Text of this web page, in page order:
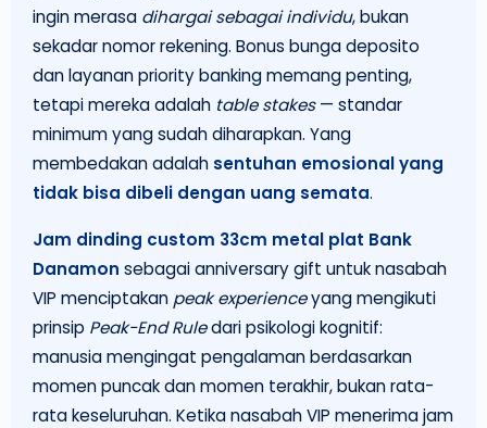
ingin merasa dihargai sebagai individu, bukan
sekadar nomor rekening. Bonus bunga deposito
dan layanan priority banking memang penting,
tetapi mereka adalah table stakes— standar
minimum yang sudah diharapkan. Yang
membedakan adalah sentuhan emosional yang
tidak bisa dibeli dengan uang semata.
Jam dinding custom 33cm metal plat Bank
Danamon sebagai anniversary gift untuk nasabah
VIP menciptakan peak experienceyang mengikuti
prinsip Peak-End Ruledari psikologi kognitif:
manusia mengingat pengalaman berdasarkan
momen puncak dan momen terakhir, bukan rata-
rata keseluruhan. Ketika nasabah VIP menerima jam